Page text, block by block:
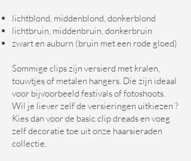
lichtblond, middenblond, donkerblond
lichtbruin, middenbruin, donkerbruin
zwart en auburn (bruin met een rode gloed)
Sommige clips zijn versierd met kralen,
touwtjes of metalen hangers. Die zijn ideaal
voor bijvoorbeeld festivals of fotoshoots.
Wil je liever zelf de versieringen uitkiezen ?
Kies dan voor de basic clip dreads en voeg
zelf decoratie toe uit onze haarsieraden
collectie.